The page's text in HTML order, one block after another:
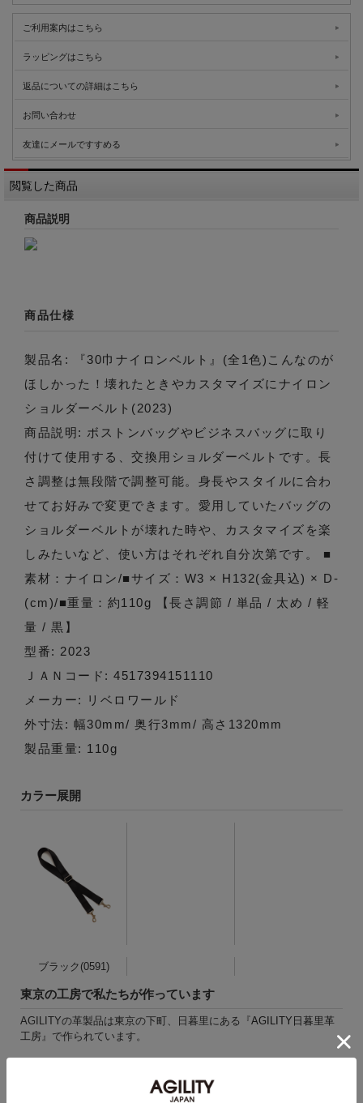
ご利用案内はこちら
ラッピングはこちら
返品についての詳細はこちら
お問い合わせ
友達にメールですすめる
閲覧した商品
商品説明
商品仕様
製品名: 『30巾ナイロンベルト』(全1色)こんなのが
ほしかった！壊れたときやカスタマイズにナイロン
ショルダーベルト(2023)
商品説明: ボストンバッグやビジネスバッグに取り
付けて使用する、交換用ショルダーベルトです。長
さ調整は無段階で調整可能。身長やスタイルに合わ
せてお好みで変更できます。愛用していたバッグの
ショルダーベルトが壊れた時や、カスタマイズを楽
しみたいなど、使い方はそれぞれ自分次第です。 ■
素材：ナイロン/■サイズ：W3 × H132(金具込) × D-
(cm)/■重量：約110g 【長さ調節 / 単品 / 太め / 軽
量 / 黒】
型番: 2023
ＪＡＮコード: 4517394151110
メーカー: リベロワールド
外寸法: 幅30mm/ 奥行3mm/ 高さ1320mm
製品重量: 110g
カラー展開
ブラック(0591)
東京の工房で私たちが作っています
AGILITYの革製品は東京の下町、日暮里にある『AGILITY日暮里革
工房』で作られています。
安心してご愛用頂ける製品を職人が一針、一針心を込めて作ってい